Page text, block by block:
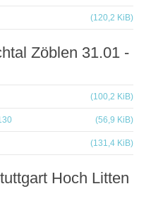
(120,2 KiB)
Zöblen 31.01 -
(100,2 KiB)
(56,9 KiB)
(131,4 KiB)
Hoch Litten